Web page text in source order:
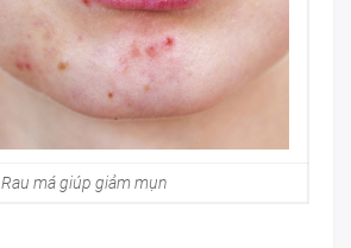
Rau má giúp giảm mụn